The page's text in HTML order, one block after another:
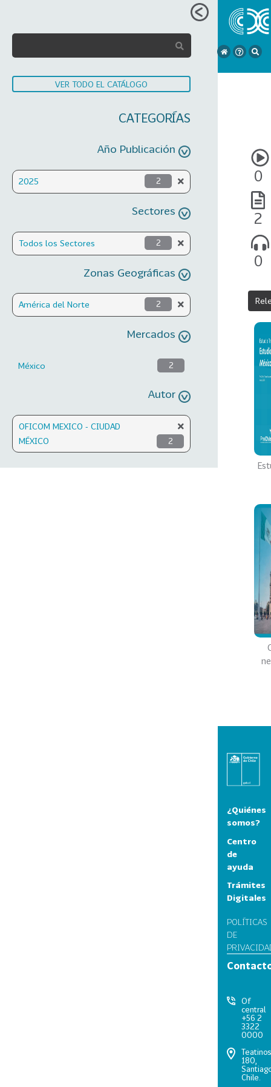
VER TODO EL CATÁLOGO
CATEGORÍAS
Año Publicación
2025 2
Sectores
Todos los Sectores 2
Zonas Geográficas
América del Norte 2
Mercados
México 2
Autor
OFICOM MEXICO - CIUDAD
MÉXICO
2
0
2
0
¿Quiénes
somos?
Centro
de
ayuda
Trámites
Digitales
POLÍTICAS
DE
Of
central
+56 2
3322
0000
Teatinos
180,
Chile.